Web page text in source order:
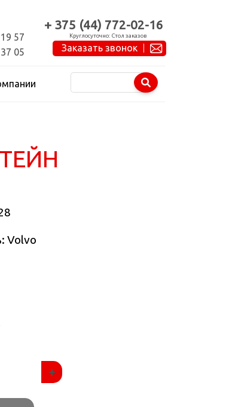
57
05
+ 375 (44) 772-02-16
Круглосуточно: Стол заказов
Заказать звонок
Volvo
+